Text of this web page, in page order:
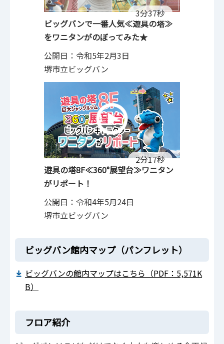
ビッグバンで一番人気≪遊具の塔≫
をワニタンがのぼってみた★
3分37秒
公開日：令和5年2月3日
堺市立ビッグバン
遊具の塔8F≪360°展望台≫ワニタン
がリポート！
2分17秒
公開日：令和4年5月24日
堺市立ビッグバン
ビッグバン館内マップ（パンフレット）
ビッグバンの館内マップはこちら（PDF：5,571K
B）
フロア紹介